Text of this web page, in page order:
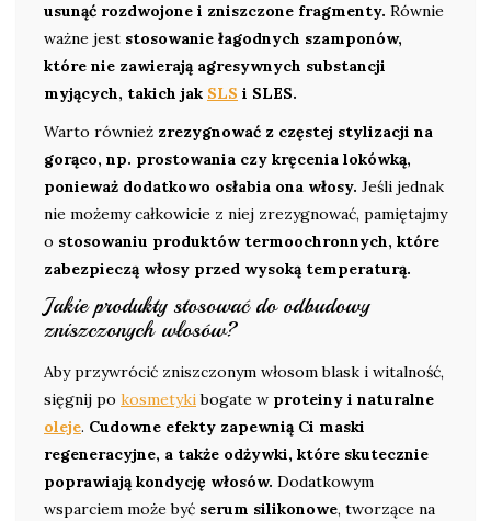
usunąć rozdwojone i zniszczone fragmenty. Równie
ważne jest stosowanie łagodnych szamponów,
które nie zawierają agresywnych substancji
myjących, takich jak SLS i SLES.
Warto również zrezygnować z częstej stylizacji na
gorąco, np. prostowania czy kręcenia lokówką,
ponieważ dodatkowo osłabia ona włosy. Jeśli jednak
nie możemy całkowicie z niej zrezygnować, pamiętajmy
o stosowaniu produktów termoochronnych, które
zabezpieczą włosy przed wysoką temperaturą.
Jakie produkty stosować do odbudowy
zniszczonych włosów?
Aby przywrócić zniszczonym włosom blask i witalność,
sięgnij po kosmetykibogate w proteiny i naturalne
oleje. Cudowne efekty zapewnią Ci maski
regeneracyjne, a także odżywki, które skutecznie
poprawiają kondycję włosów. Dodatkowym
wsparciem może być serum silikonowe, tworzące na